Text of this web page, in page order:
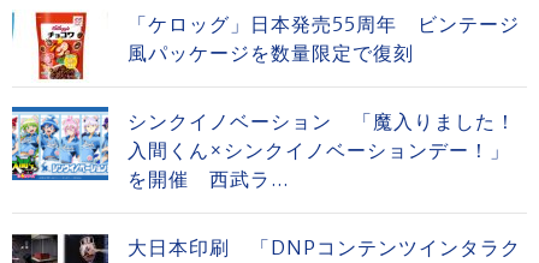
「ケロッグ」日本発売55周年 ビンテージ
風パッケージを数量限定で復刻
シンクイノベーション 「魔入りました！
入間くん×シンクイノベーションデー！」
を開催 西武ラ...
大日本印刷 「DNPコンテンツインタラク